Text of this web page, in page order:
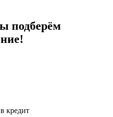
подберём
кредит